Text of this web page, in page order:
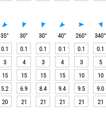
35° 30° 30° 40° 260° 340°
0.1 0.1 0.1 0.1 0.1 0.1
3 4 3 4 3 5
15 15 15 15 10 10
5.2 6.9 8.4 9.4 9.5 9.0
20 21 21 21 21 21